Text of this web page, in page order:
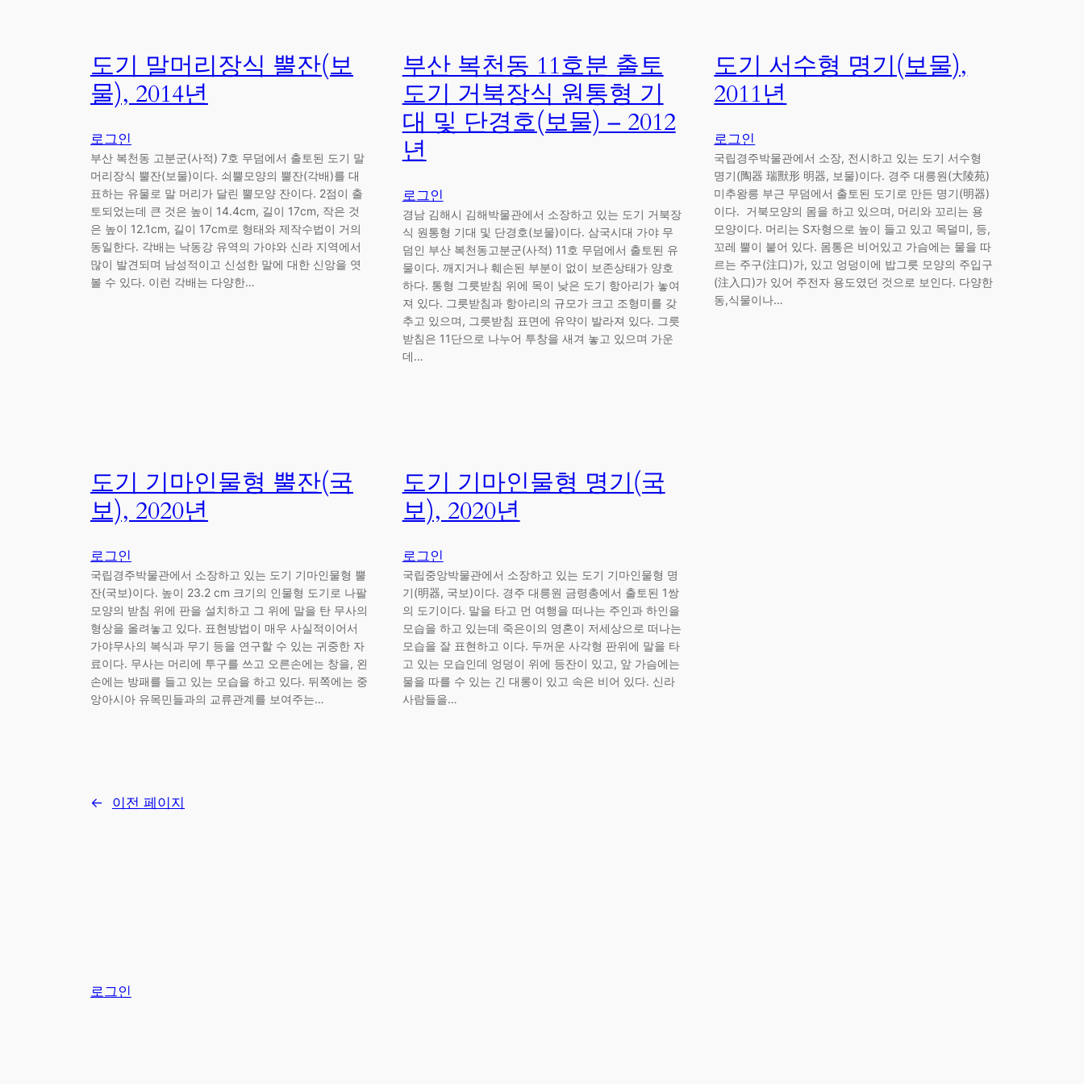
도기 말머리장식 뿔잔(보
물), 2014년
로그인
부산 복천동 고분군(사적) 7호 무덤에서 출토된 도기 말
머리장식 뿔잔(보물)이다. 쇠뿔모양의 뿔잔(각배)를 대
표하는 유물로 말 머리가 달린 뿔모양 잔이다. 2점이 출
토되었는데 큰 것은 높이 14.4cm, 길이 17cm, 작은 것
은 높이 12.1cm, 길이 17cm로 형태와 제작수법이 거의
동일한다. 각배는 낙동강 유역의 가야와 신라 지역에서
많이 발견되며 남성적이고 신성한 말에 대한 신앙을 엿
볼 수 있다. 이런 각배는 다양한…
부산 복천동 11호분 출토
도기 거북장식 원통형 기
대 및 단경호(보물) – 2012
년
로그인
경남 김해시 김해박물관에서 소장하고 있는 도기 거북장
식 원통형 기대 및 단경호(보물)이다. 삼국시대 가야 무
덤인 부산 복천동고분군(사적) 11호 무덤에서 출토된 유
물이다. 깨지거나 훼손된 부분이 없이 보존상태가 양호
하다. 통형 그릇받침 위에 목이 낮은 도기 항아리가 놓여
져 있다. 그릇받침과 항아리의 규모가 크고 조형미를 갖
추고 있으며, 그릇받침 표면에 유약이 발라져 있다. 그릇
받침은 11단으로 나누어 투창을 새겨 놓고 있으며 가운
데…
도기 서수형 명기(보물),
2011년
로그인
국립경주박물관에서 소장, 전시하고 있는 도기 서수형
명기(陶器 瑞獸形 明器, 보물)이다. 경주 대릉원(大陵苑)
미추왕릉 부근 무덤에서 출토된 도기로 만든 명기(明器)
이다. 거북모양의 몸을 하고 있으며, 머리와 꼬리는 용
모양이다. 머리는 S자형으로 높이 들고 있고 목덜미, 등,
꼬레 뿔이 붙어 있다. 몸통은 비어있고 가슴에는 물을 따
르는 주구(注口)가, 있고 엉덩이에 밥그릇 모양의 주입구
(注入口)가 있어 주전자 용도였던 것으로 보인다. 다양한
동,식물이나…
도기 기마인물형 뿔잔(국
보), 2020년
로그인
국립경주박물관에서 소장하고 있는 도기 기마인물형 뿔
잔(국보)이다. 높이 23.2 cm 크기의 인물형 도기로 나팔
모양의 받침 위에 판을 설치하고 그 위에 말을 탄 무사의
형상을 올려놓고 있다. 표현방법이 매우 사실적이어서
가야무사의 복식과 무기 등을 연구할 수 있는 귀중한 자
료이다. 무사는 머리에 투구를 쓰고 오른손에는 창을, 왼
손에는 방패를 들고 있는 모습을 하고 있다. 뒤쪽에는 중
앙아시아 유목민들과의 교류관계를 보여주는…
도기 기마인물형 명기(국
보), 2020년
로그인
국립중앙박물관에서 소장하고 있는 도기 기마인물형 명
기(明器, 국보)이다. 경주 대릉원 금령총에서 출토된 1쌍
의 도기이다. 말을 타고 먼 여행을 떠나는 주인과 하인을
모습을 하고 있는데 죽은이의 영혼이 저세상으로 떠나는
모습을 잘 표현하고 이다. 두꺼운 사각형 판위에 말을 타
고 있는 모습인데 엉덩이 위에 등잔이 있고, 앞 가슴에는
물을 따를 수 있는 긴 대롱이 있고 속은 비어 있다. 신라
사람들을…
← 이전 페이지
로그인